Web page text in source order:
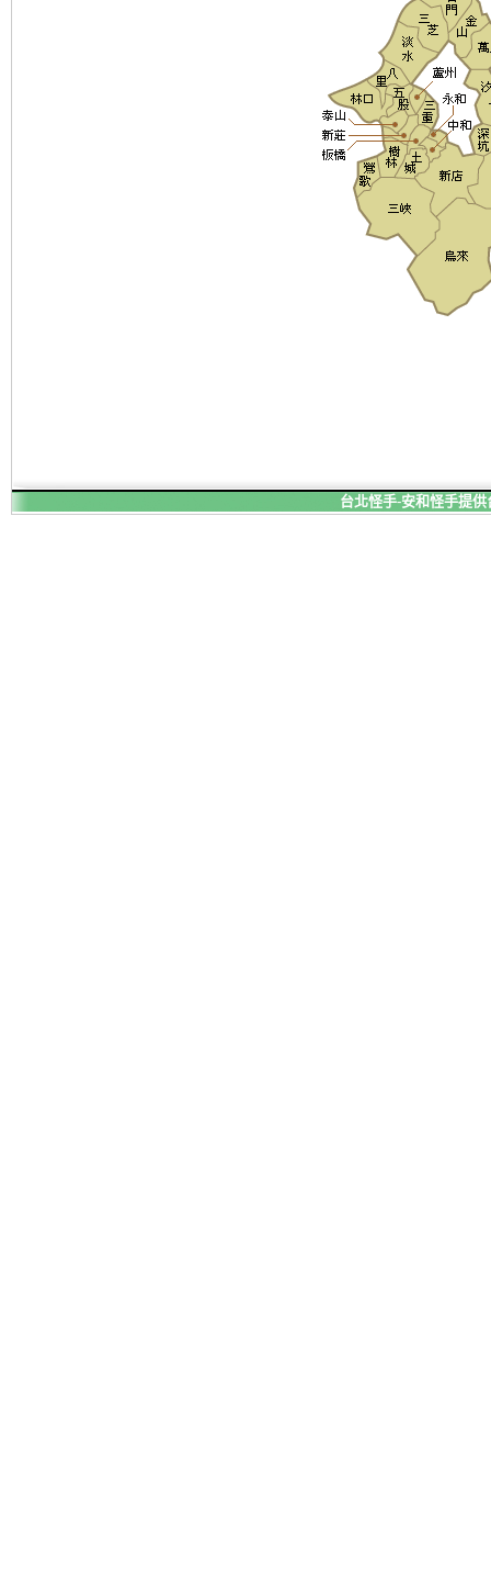
台北怪手-安和怪手提